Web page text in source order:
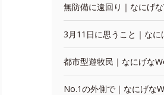
無防備に遠回り｜なにげ
3月11日に思うこと｜なに
都市型遊牧民｜なにげな
No.1の外側で｜なにげな